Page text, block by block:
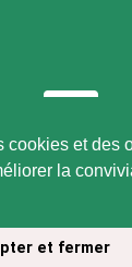
cookies et des
la
et fermer